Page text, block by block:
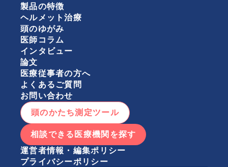
製品の特徴
ヘルメット治療
頭のゆがみ
医師コラム
インタビュー
論文
医療従事者の方へ
よくあるご質問
お問い合わせ
頭のかたち測定ツール
相談できる医療機関を探す
運営者情報・編集ポリシー
プライバシーポリシー